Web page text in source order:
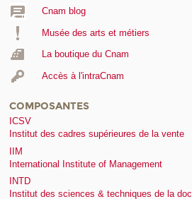
Cnam blog
Musée des arts et métiers
La boutique du Cnam
Accès à l'intraCnam
COMPOSANTES
ICSV
Institut des cadres supérieures de la vente
IIM
International Institute of Management
INTD
Institut des sciences & techniques de la